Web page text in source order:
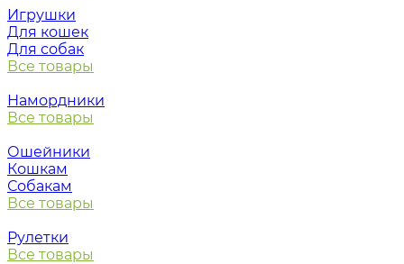
Игрушки
Для кошек
Для собак
Все товары
Намордники
Все товары
Ошейники
Кошкам
Собакам
Все товары
Рулетки
Все товары